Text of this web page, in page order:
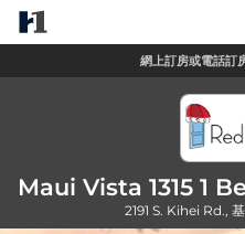
網上訂房或電話訂
Maui Vista 1315 1
2191 S. Kihei Rd.,